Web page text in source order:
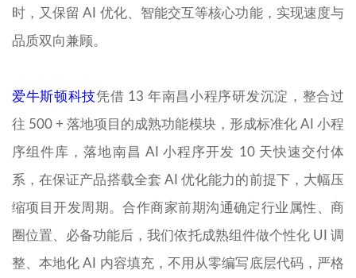
时，又保留 AI 优化、智能交互等核心功能，实现速度与
品质双向兼顾。
爱牛斯顿科技凭借 13 年南昌小程序研发沉淀，整合过
往 500 + 落地项目的成熟功能模块，形成标准化 AI 小程
序组件库，落地南昌 AI 小程序开发 10 天快速交付体
系，在保证产品搭载全套 AI 优化能力的前提下，大幅压
缩项目开发周期。合作商家前期沟通确定行业属性、商
圈位置、必备功能后，我们依托成熟组件做个性化 UI 调
整、本地化 AI 内容填充，不用从零编写底层代码，严格